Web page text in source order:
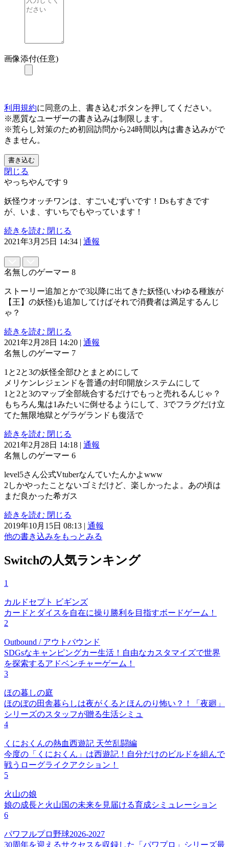
画像添付(任意)
利用規約に同意の上、書き込むボタンを押してください。
※悪質なユーザーの書き込みは制限します。
※荒らし対策のため初回訪問から24時間以内は書き込みがで
きません。
書き込む
閉じる
やっちやんです 9
妖怪ウオッチワンは、すごいむずいです！Dsもすきです
が、いま、すいちでもやっています！
続きを読む 閉じる
2021年3月25日 14:34 | 通報
名無しのゲーマー 8
ストーリー追加とかで3以降に出てきた妖怪(いわゆる種族が
【王】の妖怪)も追加してけばそれで消費者は満足するんじ
ゃ？
続きを読む 閉じる
2021年2月28日 14:20 | 通報
名無しのゲーマー 7
1と2と3の妖怪全部ひとまとめにして
メリケンレジェンドを普通の封印開放システムにして
1と2と3のマップ全部統合するだけでもっと売れるんじゃ？
もちろん鬼は1みたいに倒せるようにして、3でフラグだけ立
てた無限地獄とゲラゲランドも復活で
続きを読む 閉じる
2021年2月28日 14:18 | 通報
名無しのゲーマー 6
level5さん公式Vtuberなんていたんかよwww
2しかやったことないゴミだけど、楽しかったよ。あの頃は
まだ良かった希ガス
続きを読む 閉じる
2019年10月15日 08:13 | 通報
他の書き込みをもっとみる
Switchの人気ランキング
1
カルドセプト ビギンズ
カードとダイスを自在に操り勝利を目指すボードゲーム！
2
Outbound / アウトバウンド
SDGsなキャンピングカー生活！自由なカスタマイズで世界
を探索するアドベンチャーゲーム！
3
ほの暮しの庭
ほのぼの田舎暮らしは夜がくるとほんのり怖い？！「夜廻」
シリーズのスタッフが贈る生活シミュ
4
くにおくんの熱血西遊記 天竺乱闘編
今度の「くにおくん」は西遊記！自分だけのビルドを組んで
戦うローグライクアクション！
5
火山の娘
娘の成長と火山国の未来を見届ける育成シミュレーション
6
パワフルプロ野球2026-2027
30周年を迎えるサクセスを収録した「パワプロ」シリーズ最